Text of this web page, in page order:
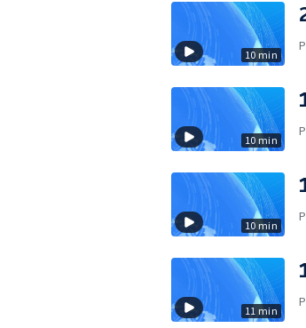
10 min
10 min
10 min
11 min